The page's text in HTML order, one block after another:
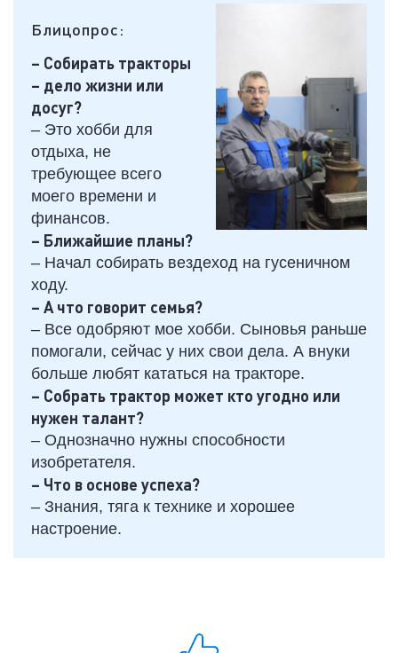
Блицопрос:
– Собирать тракторы
– дело жизни или
досуг?
– Это хобби для
отдыха, не
требующее всего
моего времени и
финансов.
– Ближайшие планы?
– Начал собирать вездеход на гусеничном
ходу.
– А что говорит семья?
– Все одобряют мое хобби. Сыновья раньше
помогали, сейчас у них свои дела. А внуки
больше любят кататься на тракторе.
– Собрать трактор может кто угодно или
нужен талант?
– Однозначно нужны способности
изобретателя.
– Что в основе успеха?
– Знания, тяга к технике и хорошее
настроение.